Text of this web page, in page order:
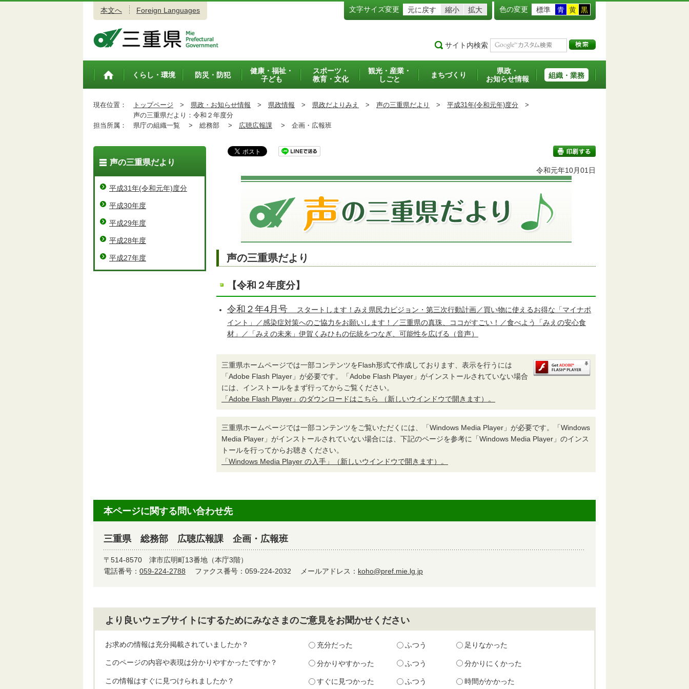
本文へ Foreign Languages 文字サイズ変更 元に戻す 縮小 拡大 色の変更 標準 青 黄 黒
サイト内検索
トップペ
くらし・環境 防災・防犯
健康・福祉・
子ども
スポーツ・
教育・文化
観光・産業・
しごと
まちづくり
県政・
お知らせ情報
組織・業務
現在位置： トップページ > 県政・お知らせ情報 > 県政情報 > 県政だよりみえ > 声の三重県だより > 平成31年(令和元年)度分 >
声の三重県だより：令和２年度分
担当所属：
県庁の組織一覧 > 総務部 > 広聴広報課 > 企画・広報班
令和元年10月01日
声の三重県だより
【令和２年度分】
令和２年4月号
スタートします！みえ県民力ビジョン・第三次行動計画／買い物に使えるお得な「マイナポ
イント」／感染症対策へのご協力をお願いします！／三重県の真珠、ココがすごい！／食べよう「みえの安心食
材」／「みえの未来」伊賀くみひもの伝統をつなぎ、可能性を広げる（音声）
三重県ホームページでは一部コンテンツをFlash形式で作成しております、表示を行うには
「Adobe Flash Player」が必要です。「Adobe Flash Player」がインストールされていない場合
には、インストールをまず行ってからご覧ください。
「Adobe Flash Player」のダウンロードはこちら （新しいウインドウで開きます）。
三重県ホームページでは一部コンテンツをご覧いただくには、「Windows Media Player」が必要です。「Windows
Media Player」がインストールされていない場合には、下記のページを参考に「Windows Media Player」のインス
トールを行ってからお聴きください。
「Windows Media Player の入手」（新しいウインドウで開きます）。
声の三重県だより
平成31年(令和元年)度分
平成30年度
平成29年度
平成28年度
平成27年度
本ページに関する問い合わせ先
三重県 総務部 広聴広報課 企画・広報班
〒514-8570 津市広明町13番地（本庁3階）
電話番号： 059-224-2788 ファクス番号：059-224-2032 メールアドレス： koho@pref.mie.lg.jp
より良いウェブサイトにするためにみなさまのご意見をお聞かせください
お求めの情報は充分掲載されていましたか？ 充分だった ふつう 足りなかった
このページの内容や表現は分かりやすかったですか？ 分かりやすかった ふつう 分かりにくかった
この情報はすぐに見つけられましたか？ すぐに見つかった ふつう 時間がかかった